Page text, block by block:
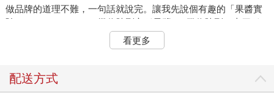
做品牌的道理不難，一句話就說完。讓我先說個有趣的「果醬實
驗The JamStudy」。A攤位陳列六種果醬，B攤位陳列二十四種
果醬。參與實驗的人只有百分之四十被A攤位寥寥可數果醬吸引去
試吃，而被B攤位琳瑯滿目果醬吸引試吃的人有百分之六十。人性
看更多
配送方式